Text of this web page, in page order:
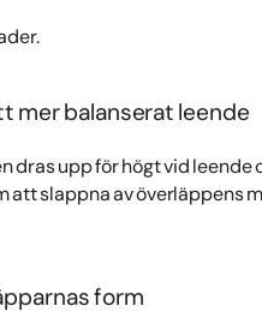
mer balanserat leende
dras upp för högt vid
slappna av överläppens
form